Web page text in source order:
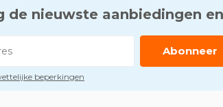
de nieuwste aanbiedingen
Abonneer
beperkingen